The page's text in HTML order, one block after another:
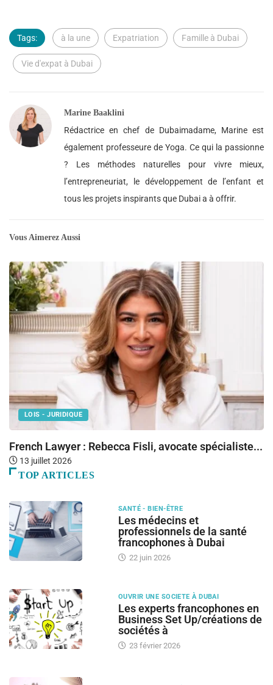
Tags: à la une Expatriation Famille à Dubai
Vie d'expat à Dubai
Marine Baaklini
Rédactrice en chef de Dubaimadame, Marine est
également professeure de Yoga. Ce qui la passionne
? Les méthodes naturelles pour vivre mieux,
l’entrepreneuriat, le développement de l’enfant et
tous les projets inspirants que Dubai a à offrir.
Vous Aimerez Aussi
LOIS - JURIDIQUE
French Lawyer : Rebecca Fisli, avocate spécialiste...
13 juillet 2026
TOP ARTICLES
SANTÉ - BIEN-ÊTRE
Les médecins et
professionnels de la santé
francophones à Dubai
22 juin 2026
OUVRIR UNE SOCIETE À DUBAI
Les experts francophones en
Business Set Up/créations de
sociétés à
23 février 2026